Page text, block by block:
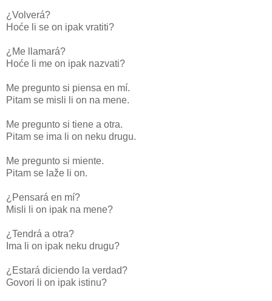
¿Volverá?
Hoće li se on ipak vratiti?
¿Me llamará?
Hoće li me on ipak nazvati?
Me pregunto si piensa en mí.
Pitam se misli li on na mene.
Me pregunto si tiene a otra.
Pitam se ima li on neku drugu.
Me pregunto si miente.
Pitam se laže li on.
¿Pensará en mí?
Misli li on ipak na mene?
¿Tendrá a otra?
Ima li on ipak neku drugu?
¿Estará diciendo la verdad?
Govori li on ipak istinu?